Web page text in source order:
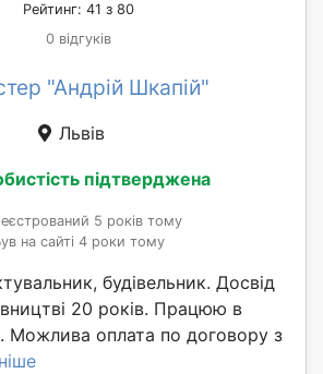
Рейтинг: 41 з 80
0 відгуків
"Андрій Шкапій"
Львів
підтверджена
5 років тому
на сайті 4 роки тому
будівельник. Досвід
20 років. Працюю в
Можлива оплата по договору з